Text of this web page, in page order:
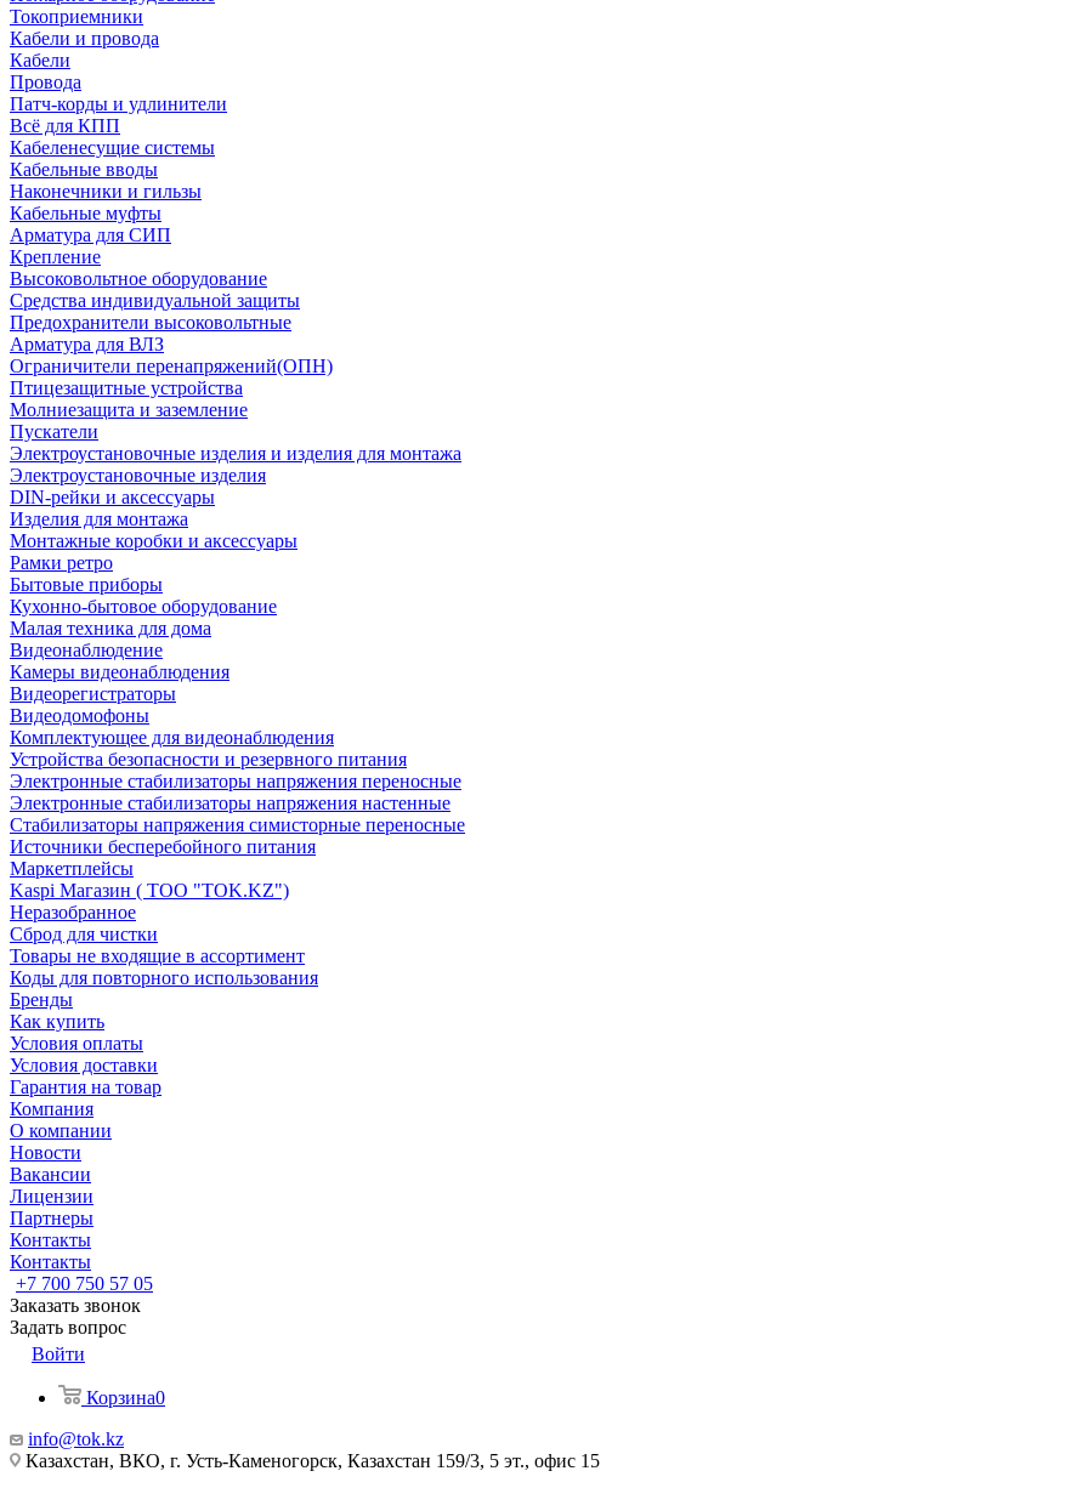
Токоприемники
Кабели и провода
Кабели
Провода
Патч-корды и удлинители
Всё для КПП
Кабеленесущие системы
Кабельные вводы
Наконечники и гильзы
Кабельные муфты
Арматура для СИП
Крепление
Высоковольтное оборудование
Средства индивидуальной защиты
Предохранители высоковольтные
Арматура для ВЛЗ
Ограничители перенапряжений(ОПН)
Птицезащитные устройства
Молниезащита и заземление
Пускатели
Электроустановочные изделия и изделия для монтажа
Электроустановочные изделия
DIN-рейки и аксессуары
Изделия для монтажа
Монтажные коробки и аксессуары
Рамки ретро
Бытовые приборы
Кухонно-бытовое оборудование
Малая техника для дома
Видеонаблюдение
Камеры видеонаблюдения
Видеорегистраторы
Видеодомофоны
Комплектующее для видеонаблюдения
Устройства безопасности и резервного питания
Электронные стабилизаторы напряжения переносные
Электронные стабилизаторы напряжения настенные
Стабилизаторы напряжения симисторные переносные
Источники бесперебойного питания
Маркетплейсы
Kaspi Магазин ( ТОО "TOK.KZ")
Неразобранное
Сброд для чистки
Товары не входящие в ассортимент
Коды для повторного использования
Бренды
Как купить
Условия оплаты
Условия доставки
Гарантия на товар
Компания
О компании
Новости
Вакансии
Лицензии
Партнеры
Контакты
Контакты
+7 700 750 57 05
Заказать звонок
Задать вопрос
Войти
Корзина0
info@tok.kz
Казахстан, ВКО, г. Усть-Каменогорск, Казахстан 159/3, 5 эт., офис 15